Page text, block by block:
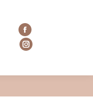
Facebook
page
in
Instagram
opens